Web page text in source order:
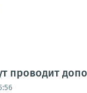
проводит